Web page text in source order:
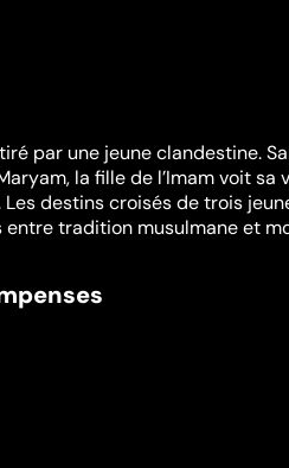
par une jeune clandestine.
la fille de l’Imam voit sa
destins croisés de trois
entre tradition musulmane et